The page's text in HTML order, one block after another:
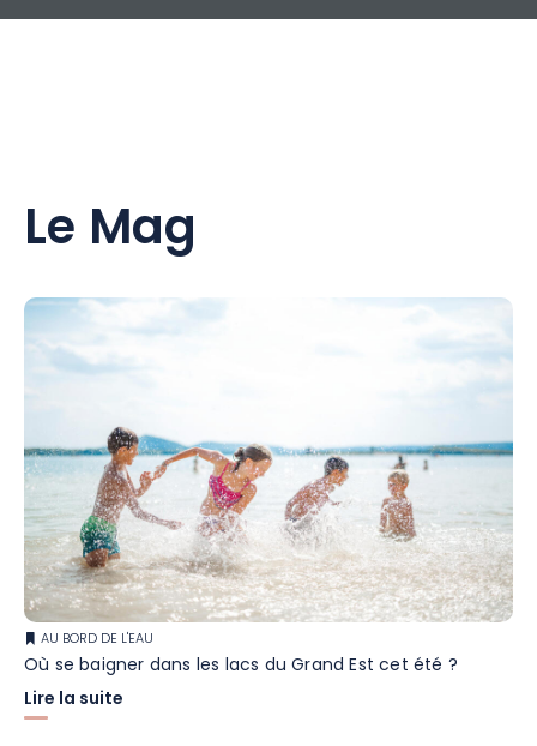
Le Mag
AU BORD DE L'EAU
Où se baigner dans les lacs du Grand Est cet été ?
Lire la suite